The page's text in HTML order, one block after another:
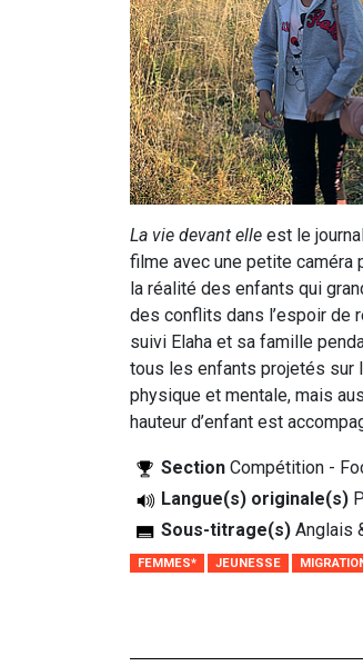
La vie devant elle est le
filme avec une petite caméra
la réalité des enfants qui
des conflits dans l’espoir de
suivi Elaha et sa famille
tous les enfants projetés sur
physique et mentale, mais
hauteur d’enfant est
Section Compétition -
Langue(s) originale(s)
Sous-titrage(s) Anglais
FEMMES* JEUNESSE